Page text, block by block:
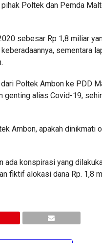
Poltek dan Pemda
sebesar Rp 1,8 miliar
sementara
Poltek Ambon ke PDD
genting alias Covid-19,
Ambon, apakah dinikmati
ada konspirasi yang
fiktif alokasi dana Rp. 1,8